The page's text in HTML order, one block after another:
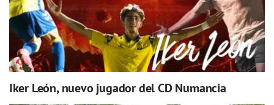
Iker León, nuevo jugador del CD Numancia